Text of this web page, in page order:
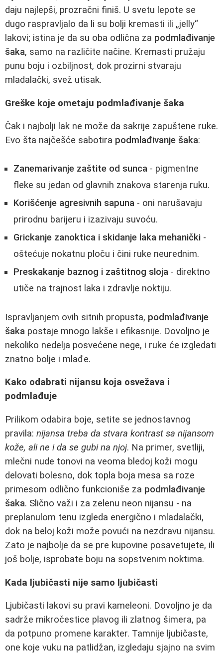
daju najlepši, prozračni finiš. U svetu lepote se
dugo raspravljalo da li su bolji kremasti ili „jelly“
lakovi; istina je da su oba odlična za podmlađivanje
šaka, samo na različite načine. Kremasti pružaju
punu boju i ozbiljnost, dok prozirni stvaraju
mladalački, svež utisak.
Greške koje ometaju podmlađivanje šaka
Čak i najbolji lak ne može da sakrije zapuštene ruke.
Evo šta najčešće sabotira podmlađivanje šaka:
Zanemarivanje zaštite od sunca - pigmentne
fleke su jedan od glavnih znakova starenja ruku.
Korišćenje agresivnih sapuna - oni narušavaju
prirodnu barijeru i izazivaju suvoću.
Grickanje zanoktica i skidanje laka mehanički -
oštećuje nokatnu ploču i čini ruke neurednim.
Preskakanje baznog i zaštitnog sloja - direktno
utiče na trajnost laka i zdravlje noktiju.
Ispravljanjem ovih sitnih propusta, podmlađivanje
šaka postaje mnogo lakše i efikasnije. Dovoljno je
nekoliko nedelja posvećene nege, i ruke će izgledati
znatno bolje i mlađe.
Kako odabrati nijansu koja osvežava i
podmlađuje
Prilikom odabira boje, setite se jednostavnog
pravila: nijansa treba da stvara kontrast sa nijansom
kože, ali ne i da se gubi na njoj. Na primer, svetliji,
mlečni nude tonovi na veoma bledoj koži mogu
delovati bolesno, dok topla boja mesa sa roze
primesom odlično funkcioniše za podmlađivanje
šaka. Slično važi i za zelenu neon nijansu - na
preplanulom tenu izgleda energično i mladalački,
dok na beloj koži može povući na nezdravu nijansu.
Zato je najbolje da se pre kupovine posavetujete, ili
još bolje, isprobate boju na sopstvenim noktima.
Kada ljubičasti nije samo ljubičasti
Ljubičasti lakovi su pravi kameleoni. Dovoljno je da
sadrže mikročestice plavog ili zlatnog šimera, pa
da potpuno promene karakter. Tamnije ljubičaste,
one koje vuku na patlidžan, izgledaju sjajno na svim